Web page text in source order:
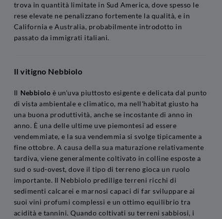
trova in quantità limitate in Sud America, dove spesso le
rese elevate ne penalizzano fortemente la qualità, e in
California e Australia, probabilmente introdotto in
passato da immigrati italiani.
Il vitigno Nebbiolo
Il Nebbiolo è un'uva piuttosto esigente e delicata dal punto
di vista ambientale e climatico, ma nell'habitat giusto ha
una buona produttività, anche se incostante di anno in
anno. È una delle ultime uve piemontesi ad essere
vendemmiate, e la sua vendemmia si svolge tipicamente a
fine ottobre. A causa della sua maturazione relativamente
tardiva, viene generalmente coltivato in colline esposte a
sud o sud-ovest, dove il tipo di terreno gioca un ruolo
importante. Il Nebbiolo predilige terreni ricchi di
sedimenti calcarei e marnosi capaci di far sviluppare ai
suoi vini profumi complessi e un ottimo equilibrio tra
acidità e tannini. Quando coltivati su terreni sabbiosi, i